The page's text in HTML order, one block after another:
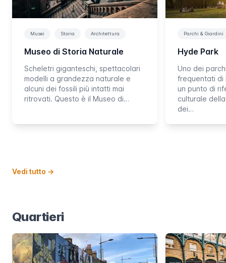
Musei Storia Architettura
Museo di Storia Naturale
Scheletri giganteschi, spettacolari
modelli a grandezza naturale e
alcuni dei fossili più intatti mai
ritrovati. Questo è il Museo di…
Parchi & Giardini
Hyde Park
Uno dei
frequentati di
un punto di
culturale
dei…
Vedi tutto →
Quartieri